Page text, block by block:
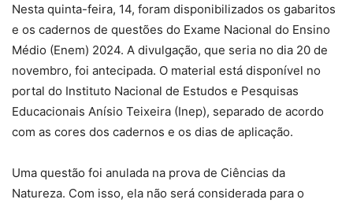
Nesta quinta-feira, 14, foram disponibilizados os gabaritos
e os cadernos de questões do Exame Nacional do Ensino
Médio (Enem) 2024. A divulgação, que seria no dia 20 de
novembro, foi antecipada. O material está disponível no
portal do Instituto Nacional de Estudos e Pesquisas
Educacionais Anísio Teixeira (Inep), separado de acordo
com as cores dos cadernos e os dias de aplicação.
Uma questão foi anulada na prova de Ciências da
Natureza. Com isso, ela não será considerada para o